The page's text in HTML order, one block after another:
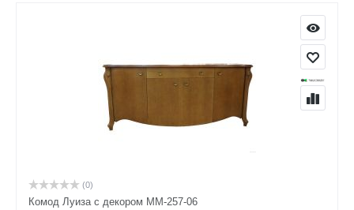
(0)
Комод Луиза с декором ММ-257-06